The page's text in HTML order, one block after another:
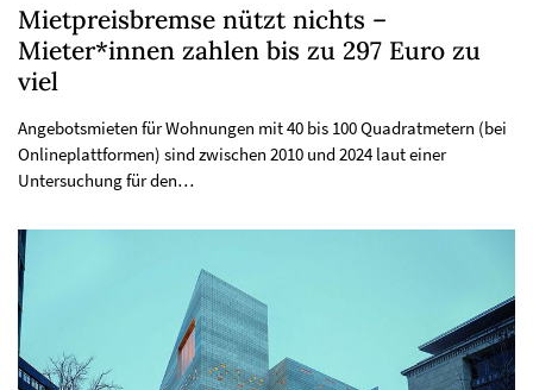
Mietpreisbremse nützt nichts –
Mieter*innen zahlen bis zu 297 Euro zu
viel
Angebotsmieten für Wohnungen mit 40 bis 100 Quadratmetern (bei
Onlineplattformen) sind zwischen 2010 und 2024 laut einer
Untersuchung für den…